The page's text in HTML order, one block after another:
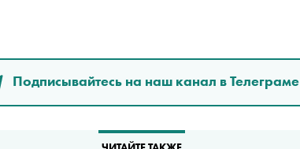
Подписывайтесь на наш канал в Телеграме